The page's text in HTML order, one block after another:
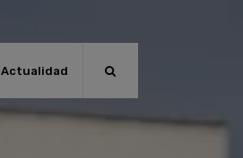
Actualidad